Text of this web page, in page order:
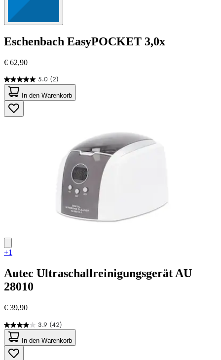
Eschenbach EasyPOCKET 3,0x
€ 62,90
5.0 (2)
5.0
von
5
Sternen.
2
In den Warenkorb
+1
Autec Ultraschallreinigungsgerät AU
28010
€ 39,90
3.9 (42)
3.9
von
5
Sternen.
In den Warenkorb